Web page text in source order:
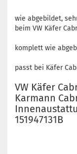
wie abgebildet,
beim VW Käfer
komplett wie
passt bei Käfer
VW Käfer
Karmann
151947131B